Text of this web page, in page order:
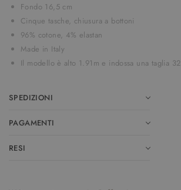
Fondo 16,5 cm
Cinque tasche, chiusura a bottoni
96% cotone, 4% elastan
Made in Italy
Il modello è alto 1.91m e indossa una taglia 32
SPEDIZIONI
PAGAMENTI
RESI